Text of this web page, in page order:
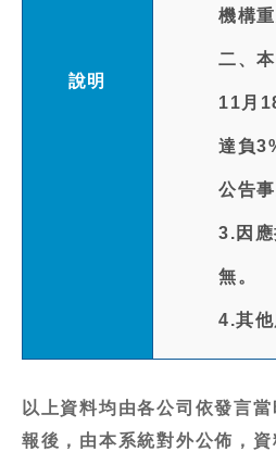
說明
機構
二、
11月
達負
公告事
3.因
無。
4.其他
以上資料均由各公司依發言
報後，由本系統對外公佈，